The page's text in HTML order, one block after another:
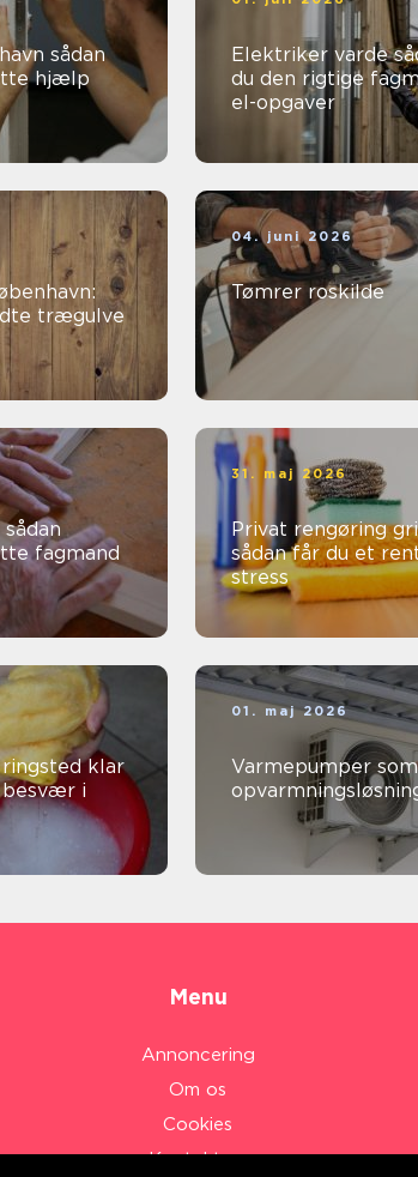
hjælp
Elektriker varde sådan vælger
du den rigtige
el-opgaver
trægulve
04. juni 2026
Tømrer roskilde
fagmand
31. maj 2026
Privat rengøring
sådan får du et
stress
klar
besvær i
01. maj 2026
Varmepumper
Menu
Annoncering
Om os
Cookies
Kontakt os